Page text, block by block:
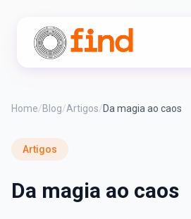
Home/Blog/Artigos/Da magia ao caos
Artigos
Da magia ao caos